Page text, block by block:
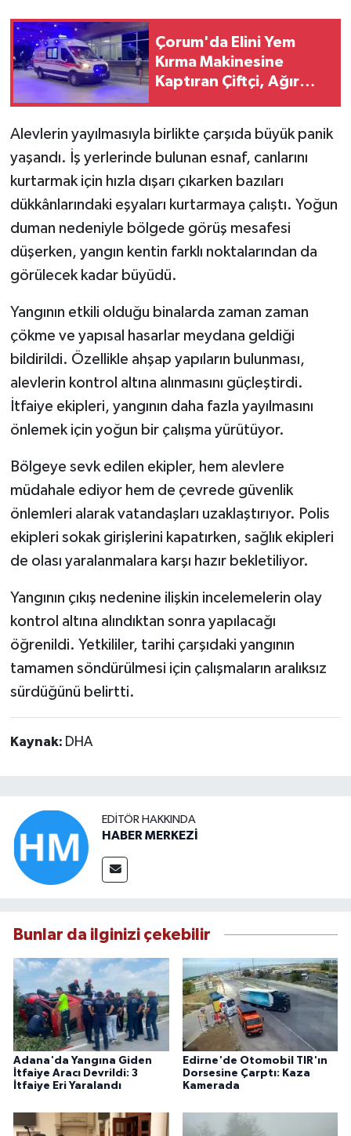
Çorum'da Elini Yem
Kırma Makinesine
Kaptıran Çiftçi, Ağır
Alevlerin yayılmasıyla birlikte çarşıda büyük panik
yaşandı. İş yerlerinde bulunan esnaf, canlarını
kurtarmak için hızla dışarı çıkarken bazıları
dükkânlarındaki eşyaları kurtarmaya çalıştı. Yoğun
duman nedeniyle bölgede görüş mesafesi
düşerken, yangın kentin farklı noktalarından da
görülecek kadar büyüdü.
Yangının etkili olduğu binalarda zaman zaman
çökme ve yapısal hasarlar meydana geldiği
bildirildi. Özellikle ahşap yapıların bulunması,
alevlerin kontrol altına alınmasını güçleştirdi.
İtfaiye ekipleri, yangının daha fazla yayılmasını
önlemek için yoğun bir çalışma yürütüyor.
Bölgeye sevk edilen ekipler, hem alevlere
müdahale ediyor hem de çevrede güvenlik
önlemleri alarak vatandaşları uzaklaştırıyor. Polis
ekipleri sokak girişlerini kapatırken, sağlık ekipleri
de olası yaralanmalara karşı hazır bekletiliyor.
Yangının çıkış nedenine ilişkin incelemelerin olay
kontrol altına alındıktan sonra yapılacağı
öğrenildi. Yetkililer, tarihi çarşıdaki yangının
tamamen söndürülmesi için çalışmaların aralıksız
sürdüğünü belirtti.
Kaynak: DHA
EDITÖR HAKKINDA
HABER MERKEZİ
Bunlar da ilginizi çekebilir
Adana'da Yangına Giden
İtfaiye Aracı Devrildi: 3
İtfaiye Eri Yaralandı
Edirne'de Otomobil TIR'ın
Dorsesine Çarptı: Kaza
Kamerada